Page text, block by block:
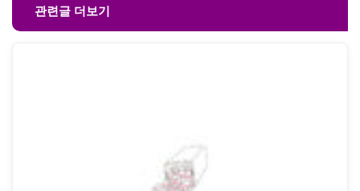
관련글 더보기